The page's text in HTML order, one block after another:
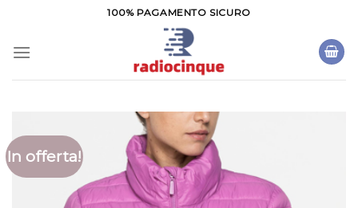
contenuti
100% PAGAMENTO SICURO
In offerta!